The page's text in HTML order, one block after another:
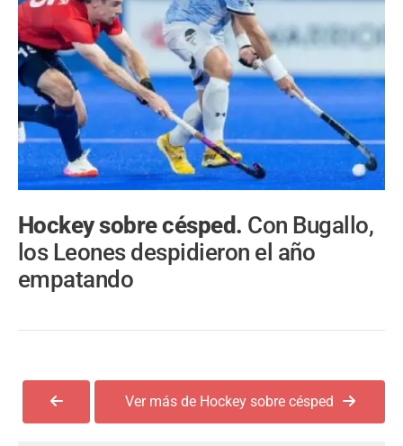
Hockey sobre césped. Con Bugallo,
los Leones despidieron el año
empatando
Ver más de Hockey sobre césped